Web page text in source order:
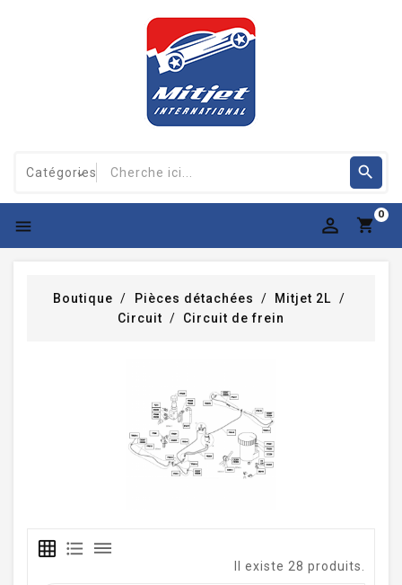

0
Boutique Pièces détachées
Mitjet 2L
Circuit
Circuit de frein
grid_on format_list_bulleted dehaze
Il existe 28 produits.